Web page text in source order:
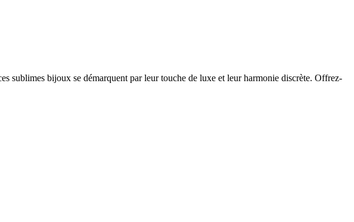
sublimes bijoux se démarquent par leur touche de luxe et leur harmonie discrète. Offrez-